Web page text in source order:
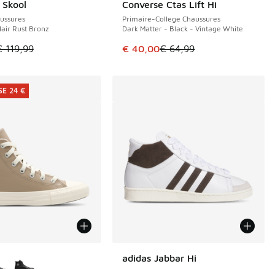
Rust Bronz
est en promotion. Prix en baisse de € 119,99 à € 75,00
119,99
44 € Converse Ctas Lift Hi
Primaire-College Chaussures
Dark Matter - Black - Vintage White
Cet article est en promotion.
€ 40,00€ 64,99
ÉCONOMISE 24 €
24 €
adidas Jabbar Hi